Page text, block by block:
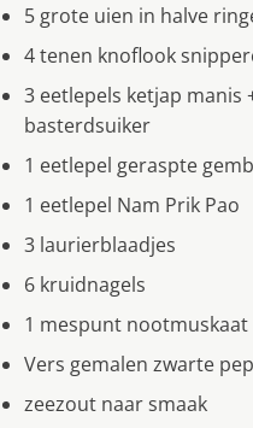
5 grote uien in halve
4 tenen knoflook
3 eetlepels ketjap manis
basterdsuiker
1 eetlepel geraspte
1 eetlepel Nam Prik Pao
3 laurierblaadjes
6 kruidnagels
1 mespunt nootmuskaat
Vers gemalen zwarte
zeezout naar smaak